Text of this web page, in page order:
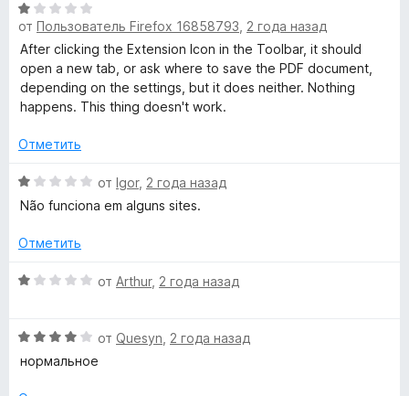
1
и
з
5
о
н
а
1
и
з
н
е
н
о
н
а
и
5
О
ц
е
н
е
н
н
1
и
5
от Пользователь Firefox 16858793 2 года назад
After clicking the Extension Icon in the Toolbar, it should
open a new tab, or ask where to save the PDF document,
depending on the settings, but it does neither. Nothing
happens. This thing doesn't work.
Отметить
О
ц
н
н
а
з
от Igor, 2 года назад
Não funciona em alguns sites.
Отметить
О
н
е
от Arthur, 2 года назад
О
ц
от Quesyn 2 года назад
нормальное